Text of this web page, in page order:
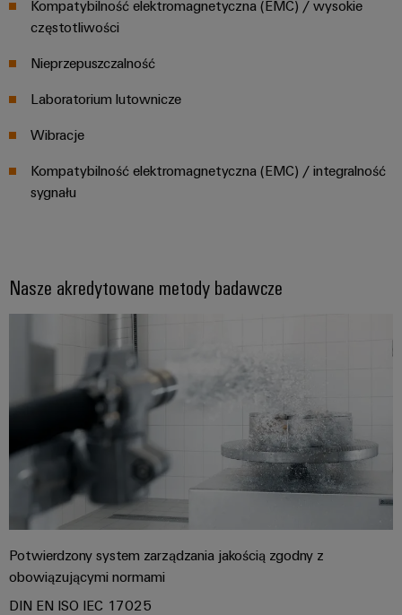
Kompatybilność elektromagnetyczna (EMC) / wysokie
częstotliwości
Nieprzepuszczalność
Laboratorium lutownicze
Wibracje
Kompatybilność elektromagnetyczna (EMC) / integralność
sygnału
Nasze akredytowane metody badawcze
Potwierdzony system zarządzania jakością zgodny z
obowiązującymi normami
DIN EN ISO IEC 17025